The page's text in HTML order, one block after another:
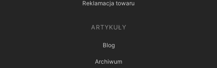
Reklamacja towaru
ARTYKUŁY
Blog
Archiwum